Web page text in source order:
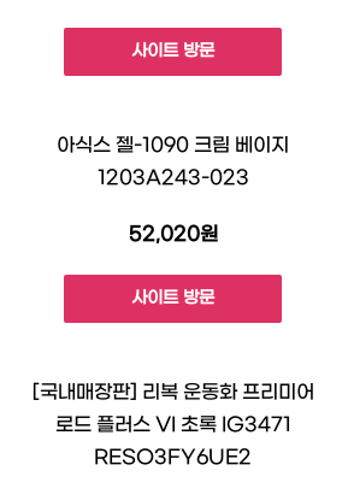
사이트 방문
아식스 젤-1090 크림 베이지
1203A243-023
52,020원
사이트 방문
[국내매장판] 리복 운동화 프리미어
로드 플러스 VI 초록 IG3471
RESO3FY6UE2